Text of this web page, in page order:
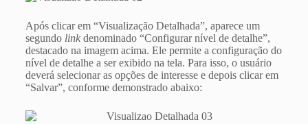
Após clicar em “Visualização Detalhada”, aparece um
segundo linkdenominado “Configurar nível de detalhe”,
destacado na imagem acima. Ele permite a configuração do
nível de detalhe a ser exibido na tela. Para isso, o usuário
deverá selecionar as opções de interesse e depois clicar em
“Salvar”, conforme demonstrado abaixo: